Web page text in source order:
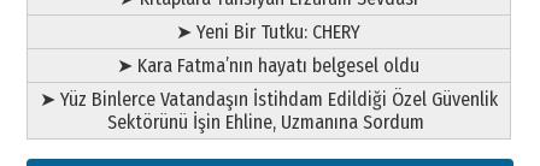
ATATÜRK ÜNİVERSİTESİ?”
28 Temmuz 2026 Salı
Ahmet Gökhan YAZICI
Ahmed Yesevi’den bir Alperen…
”Reisimiz” idi… Hakka yürüdü.!
26 Mart 2026 Perşembe
➤ Yeni Bir Tutku: CHERY
➤ Kara Fatma’nın hayatı belgesel oldu
➤ Yüz Binlerce Vatandaşın İstihdam Edildiği Özel Güvenlik
Sektörünü İşin Ehline, Uzmanına Sordum